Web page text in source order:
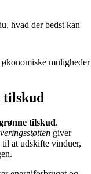
hvad der bedst kan
muligheder
tilskud
tilskud.
giver
at udskifte vinduer,